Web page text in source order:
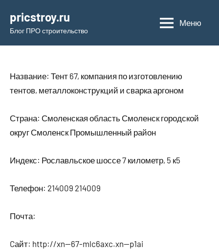
содержимому
pricstroy.ru
Блог ПРО строительство
Меню
Название: Тент 67, компания по изготовлению
тентов, металлоконструкций и сварка аргоном
Страна: Смоленская область Смоленск городской
округ Смоленск Промышленный район
Индекс: Рославльское шоссе 7 километр, 5 к5
Телефон: 214009 214009
Почта:
Cайт: http://xn--67-mlc6axc.xn--p1ai